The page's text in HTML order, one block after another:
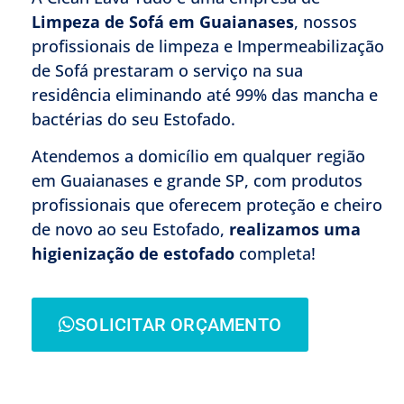
Limpeza de Sofá em Guaianases, nossos
profissionais de limpeza e Impermeabilização
de Sofá prestaram o serviço na sua
residência eliminando até 99% das mancha e
bactérias do seu Estofado.
Atendemos a domicílio em qualquer região
em Guaianases e grande SP, com produtos
profissionais que oferecem proteção e cheiro
de novo ao seu Estofado, realizamos uma
higienização de estofado completa!
SOLICITAR ORÇAMENTO